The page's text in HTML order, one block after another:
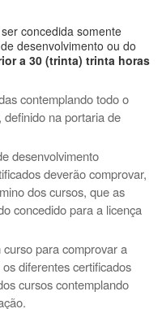
concedida somente
desenvolvimento ou do
a 30 (trinta) trinta horas
contemplando todo o
na portaria de
desenvolvimento
deverão comprovar,
dos cursos, que as
concedido para a licença
para comprovar a
diferentes certificados
cursos contemplando